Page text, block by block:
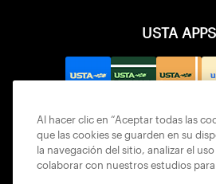
USTA APPS
Al hacer clic en “Aceptar todas las
que las cookies se guarden en su
la navegación del sitio, analizar el
colaborar con nuestros estudios